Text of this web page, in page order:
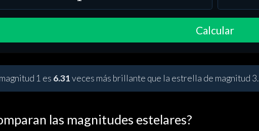
Calcular
1 es 6.31veces más brillante que la estrella de magnitud 3.
las magnitudes estelares?